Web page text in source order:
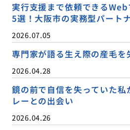
実行支援まで依頼できる
5選！大阪市の実務型パート
2026.07.05
専門家が語る生え際の産毛を
2026.04.28
鏡の前で自信を失っていた
レーとの出会い
2026.04.26